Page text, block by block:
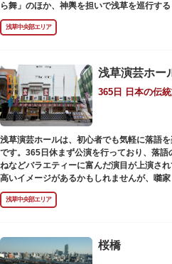
ら舞」のほか、神輿を担いで浅草を巡行す
町を練り歩く担ぎ手たちの威勢良い掛け声が
色に染まります。
6月の「夏越し（なごし）の大祓」では、
ら逃れ、福徳があると伝えられる行事です。
本殿には浅草寺のご本尊である聖観世音菩薩
に、尊像として奉安した郷土の文化人、土師
人が祀られています。江戸時代に徳川家光が
殿の間が渡り廊下で繋がる建築様式。国の
また、浅草名所七福神のひとつとしても知
す。
浅草中央部エリア
浅草演芸ホー
365日 日本の伝
浅草演芸ホールは、初心者でも気軽に落語を
です。365日休まず公演を行っており、落語
ねなどバラエティーに富んだ演目が上演さ
高いイメージがあるかもしれませんが、囃
ロ。すぐに巧みな話芸に引き込まれ、予備知
ホール内で飲食できるのも魅力のひとつ。売
っくり番組を楽しんではいかがでしょう。
浅草中央部エリア
桜橋